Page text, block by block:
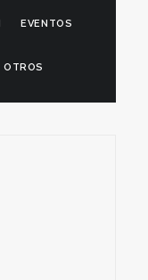
EVENTOS
OTROS